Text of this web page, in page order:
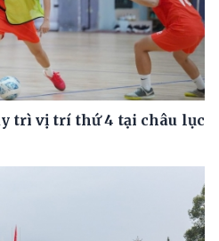
trì vị trí thứ 4 tại châu lục